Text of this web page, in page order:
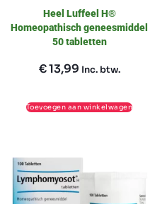
Heel Luffeel H®
Homeopathisch geneesmiddel
50 tabletten
€13,99 Inc. btw.
Toevoegen aan winkelwagen